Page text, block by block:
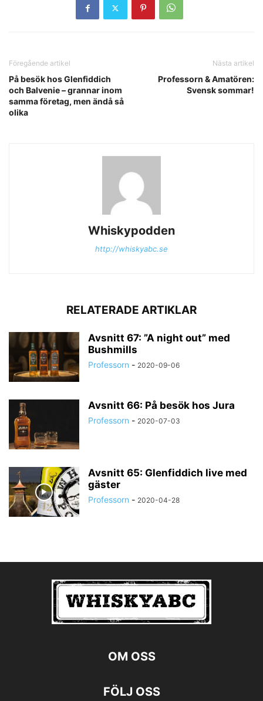
Föregående artikel
På besök hos Glenfiddich
och Balvenie – grannar inom
samma företag, men ändå så
olika
Nästa artikel
Professorn & Amatören:
Svensk sommar!
Whiskypodden
http://whiskyabc.se
RELATERADE ARTIKLAR
Avsnitt 67: ”A night out” med
Bushmills
Professorn - 2020-09-06
Avsnitt 66: På besök hos Jura
Professorn - 2020-07-03
Avsnitt 65: Glenfiddich live med
gäster
Professorn - 2020-04-28
OM OSS
FÖLJ OSS